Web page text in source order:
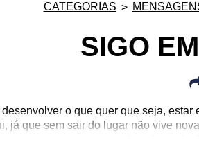
CATEGORIAS
SIGO
desenvolver o que quer que seja,
já que sem sair do lugar não vive
fora. A